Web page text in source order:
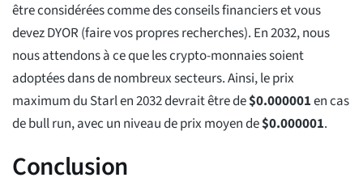
être considérées comme des conseils financiers et vous
devez DYOR (faire vos propres recherches). En 2032, nous
nous attendons à ce que les crypto-monnaies soient
adoptées dans de nombreux secteurs. Ainsi, le prix
maximum du Starl en 2032 devrait être de$0.000001en cas
de bull run, avec un niveau de prix moyen de$0.000001.
Conclusion